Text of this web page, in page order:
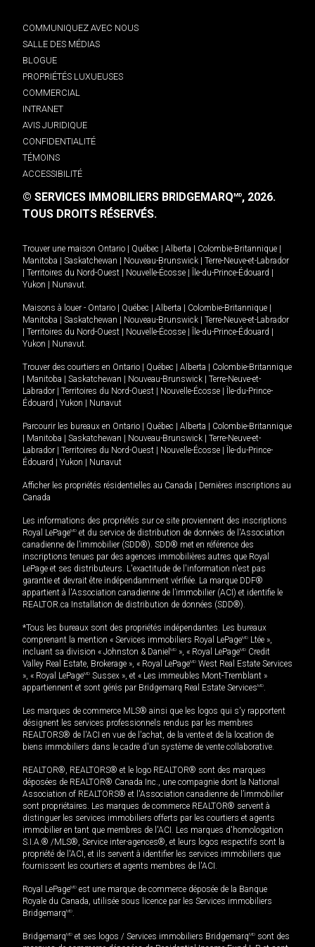
COMMUNIQUEZ AVEC NOUS
SALLE DES MÉDIAS
BLOGUE
PROPRIÉTÉS LUXUEUSES
COMMERCIAL
INTRANET
AVIS JURIDIQUE
CONFIDENTIALITÉ
TÉMOINS
ACCESSIBILITÉ
© SERVICES IMMOBILIERS BRIDGEMARQMD, 2026.
TOUS DROITS RÉSERVÉS.
Trouver une maison Ontario Québec Alberta Colombie-Britannique
Manitoba
Saskatchewan Nouveau-Brunswick
Terre-Neuve-et-Labrador
Territoires du Nord-Ouest Nouvelle-Écosse Île-du-Prince-Édouard
Yukon
Nunavut.
Maisons à louer - Ontario Québec Alberta Colombie-Britannique
Manitoba
Saskatchewan Nouveau-Brunswick
Terre-Neuve-et-Labrador
Territoires du Nord-Ouest Nouvelle-Écosse Île-du-Prince-Édouard
Yukon
Nunavut.
Trouver des courtiers en Ontario Québec Alberta
Colombie-Britannique
Manitoba Saskatchewan Nouveau-Brunswick
Terre-Neuve-et-
Labrador
Territoires du Nord-Ouest Nouvelle-Écosse
Île-du-Prince-
Édouard
Yukon Nunavut
Parcourir les bureaux en Ontario Québec Alberta
Colombie-Britannique
Manitoba Saskatchewan Nouveau-Brunswick
Terre-Neuve-et-
Labrador
Territoires du Nord-Ouest Nouvelle-Écosse
Île-du-Prince-
Édouard
Yukon Nunavut
Afficher les propriétés résidentielles au Canada
Dernières inscriptions au
Canada
Les informations des propriétés sur ce site proviennent des inscriptions
Royal LePageMD et du service de distribution de données de l'Association
canadienne de l’immobilier (SDD®). SDD® met en référence des
inscriptions tenues par des agences immobilières autres que Royal
LePage et ses distributeurs. L'exactitude de l'information n'est pas
garantie et devrait être indépendamment vérifiée. La marque DDF®
appartient à l'Association canadienne de l’immobilier (ACI) et identifie le
REALTOR.ca Installation de distribution de données (SDD®).
*Tous les bureaux sont des propriétés indépendantes. Les bureaux
comprenant la mention « Services immobiliers Royal LePageMD Ltée »,
incluant sa division « Johnston & Daniel MD », « Royal LePageMD Credit
Valley Real Estate, Brokerage », « Royal LePageMD West Real Estate Services
», « Royal LePageMD Sussex », et « Les immeubles Mont-Tremblant »
appartiennent et sont gérés par Bridgemarq Real Estate ServicesMD.
Les marques de commerce MLS® ainsi que les logos qui s'y rapportent
désignent les services professionnels rendus par les membres
REALTORS® de l'ACI en vue de l'achat, de la vente et de la location de
biens immobiliers dans le cadre d'un système de vente collaborative.
REALTOR®, REALTORS® et le logo REALTOR® sont des marques
déposées de REALTOR® Canada Inc., une compagnie dont la National
Association of REALTORS® et l'Association canadienne de l’immobilier
sont propriétaires. Les marques de commerce REALTOR® servent à
distinguer les services immobiliers offerts par les courtiers et agents
immobilier en tant que membres de l'ACI. Les marques d'homologation
S.I.A.® /MLS®, Service inter-agences®, et leurs logos respectifs sont la
propriété de l'ACI, et ils servent à identifier les services immobiliers que
fournissent les courtiers et agents membres de l'ACI.
Royal LePageMD est une marque de commerce déposée de la Banque
Royale du Canada, utilisée sous licence par les Services immobiliers
BridgemarqMD.
BridgemarqMD et ses logos / Services immobiliers BridgemarqMD sont des